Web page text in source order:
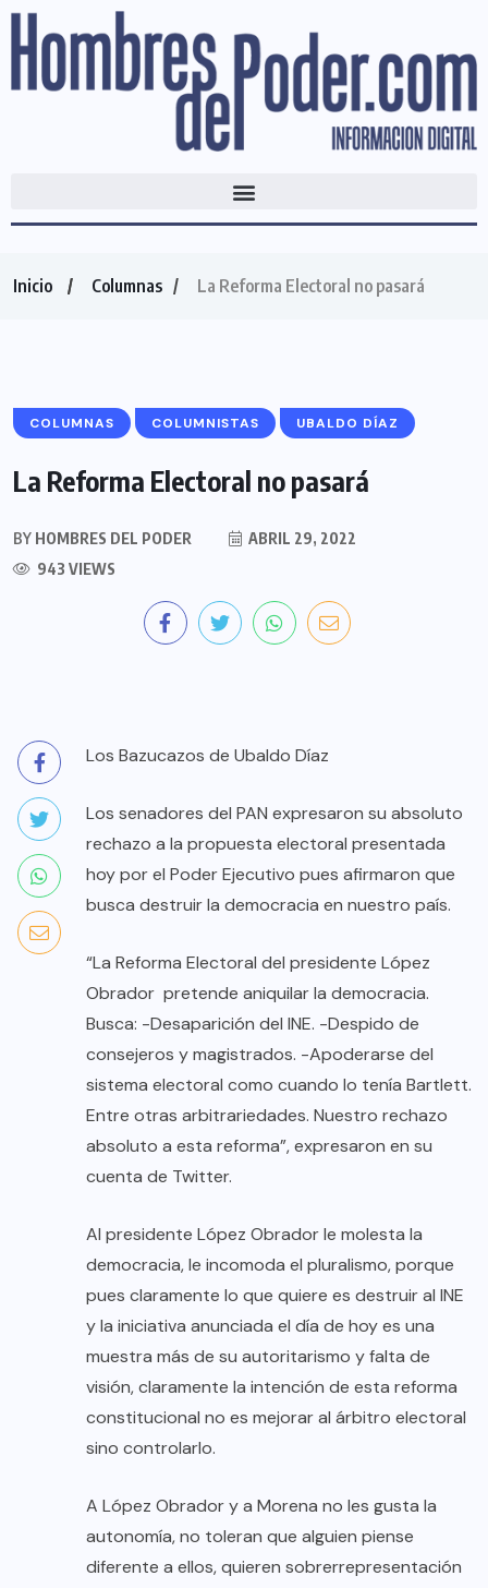
Inicio Columnas La Reforma Electoral no pasará
COLUMNAS COLUMNISTAS UBALDO DÍAZ
La Reforma Electoral no pasará
BY HOMBRES DEL PODER
ABRIL 29, 2022
943 VIEWS
Los Bazucazos de Ubaldo Díaz
Los senadores del PAN expresaron su absoluto
rechazo a la propuesta electoral presentada
hoy por el Poder Ejecutivo pues afirmaron que
busca destruir la democracia en nuestro país.
“La Reforma Electoral del presidente López
Obrador pretende aniquilar la democracia.
Busca: -Desaparición del INE. -Despido de
consejeros y magistrados. -Apoderarse del
sistema electoral como cuando lo tenía Bartlett.
Entre otras arbitrariedades. Nuestro rechazo
absoluto a esta reforma”, expresaron en su
cuenta de Twitter.
Al presidente López Obrador le molesta la
democracia, le incomoda el pluralismo, porque
pues claramente lo que quiere es destruir al INE
y la iniciativa anunciada el día de hoy es una
muestra más de su autoritarismo y falta de
visión, claramente la intención de esta reforma
constitucional no es mejorar al árbitro electoral
sino controlarlo.
A López Obrador y a Morena no les gusta la
autonomía, no toleran que alguien piense
diferente a ellos, quieren sobrerrepresentación